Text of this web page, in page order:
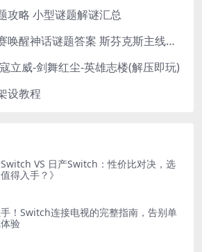
攻略 小型谜题解谜汇总
刺客信条奥德赛唤醒神话谜题答案 斯芬克斯主线攻略
立威-剑舞红尘-英雄志楼(解压即玩)
设教程
Switch VS 日产Switch：性价比对决，选
得入手？》
！Switch连接电视的完整指南，告别单
验